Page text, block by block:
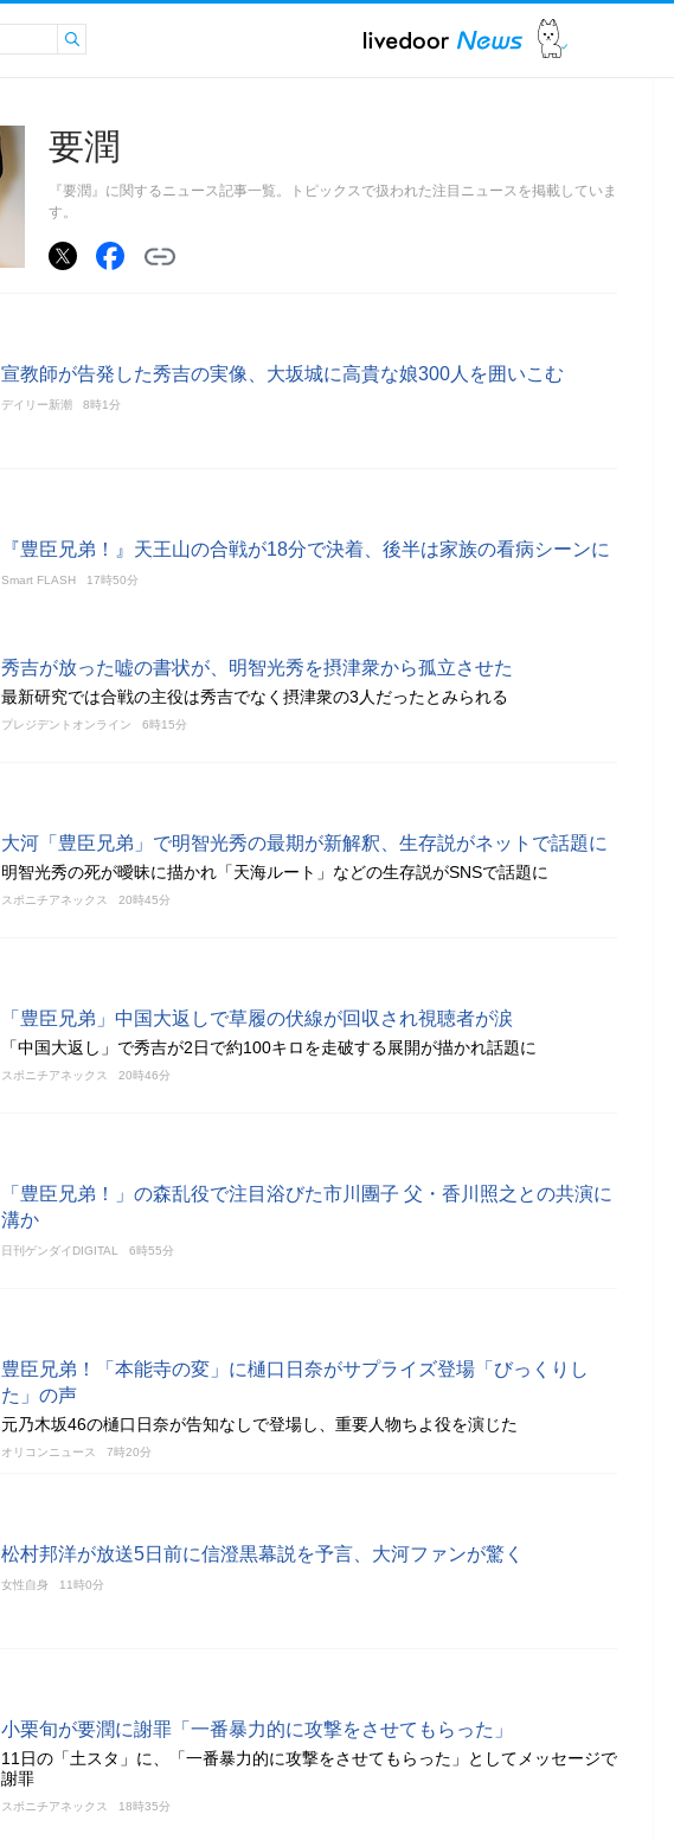
要潤
『要潤』に関するニュース記事一覧。トピックスで扱われた注目ニュースを掲載していま
す。
宣教師が告発した秀吉の実像、大坂城に高貴な娘300人を囲いこむ
デイリー新潮 8時1分
『豊臣兄弟！』天王山の合戦が18分で決着、後半は家族の看病シーンに
Smart FLASH 17時50分
秀吉が放った嘘の書状が、明智光秀を摂津衆から孤立させた
最新研究では合戦の主役は秀吉でなく摂津衆の3人だったとみられる
プレジデントオンライン 6時15分
大河「豊臣兄弟」で明智光秀の最期が新解釈、生存説がネットで話題に
明智光秀の死が曖昧に描かれ「天海ルート」などの生存説がSNSで話題に
スポニチアネックス 20時45分
「豊臣兄弟」中国大返しで草履の伏線が回収され視聴者が涙
「中国大返し」で秀吉が2日で約100キロを走破する展開が描かれ話題に
スポニチアネックス 20時46分
「豊臣兄弟！」の森乱役で注目浴びた市川團子 父・香川照之との共演に
溝か
日刊ゲンダイDIGITAL 6時55分
豊臣兄弟！「本能寺の変」に樋口日奈がサプライズ登場「びっくりし
た」の声
元乃木坂46の樋口日奈が告知なしで登場し、重要人物ちよ役を演じた
オリコンニュース 7時20分
松村邦洋が放送5日前に信澄黒幕説を予言、大河ファンが驚く
女性自身 11時0分
小栗旬が要潤に謝罪「一番暴力的に攻撃をさせてもらった」
11日の「土スタ」に、「一番暴力的に攻撃をさせてもらった」としてメッセージで
謝罪
スポニチアネックス 18時35分